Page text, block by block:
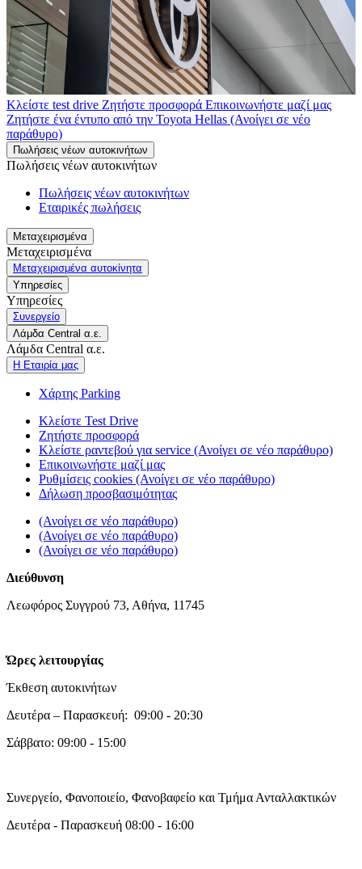
Κλείστε test drive Ζητήστε προσφορά Επικοινωνήστε μαζί μας
Ζητήστε ένα έντυπο από την Toyota Hellas (Ανοίγει σε νέο
παράθυρο)
Πωλήσεις νέων αυτοκινήτων
Πωλήσεις νέων αυτοκινήτων
Πωλήσεις νέων αυτοκινήτων
Εταιρικές πωλήσεις
Μεταχειρισμένα
Μεταχειρισμένα
Μεταχειρισμένα αυτοκίνητα
Υπηρεσίες
Υπηρεσίες
Συνεργείο
Λάμδα Central α.ε.
Λάμδα Central α.ε.
Η Εταιρία μας
Χάρτης Parking
Κλείστε Test Drive
Ζητήστε προσφορά
Κλείστε ραντεβού για service (Ανοίγει σε νέο παράθυρο)
Επικοινωνήστε μαζί μας
Ρυθμίσεις cookies (Ανοίγει σε νέο παράθυρο)
Δήλωση προσβασιμότητας
(Ανοίγει σε νέο παράθυρο)
(Ανοίγει σε νέο παράθυρο)
(Ανοίγει σε νέο παράθυρο)
Διεύθυνση
Λεωφόρος Συγγρού 73, Αθήνα, 11745
Ώρες λειτουργίας
Έκθεση αυτοκινήτων
Δευτέρα – Παρασκευή: 09:00 - 20:30
Σάββατο: 09:00 - 15:00
Συνεργείο, Φανοποιείο, Φανοβαφείο και Τμήμα Ανταλλακτικών
Δευτέρα - Παρασκευή 08:00 - 16:00